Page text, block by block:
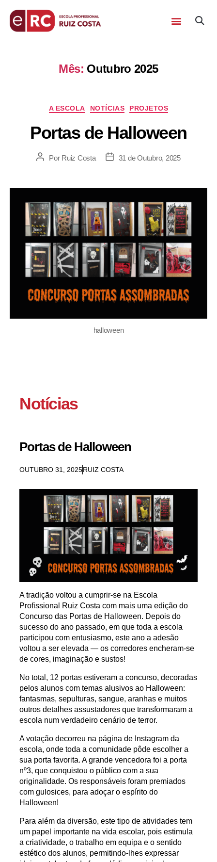
Mês: Outubro 2025
A ESCOLA NOTÍCIAS PROJETOS
Portas de Halloween
Por Ruiz Costa 31 de Outubro, 2025
halloween
Notícias
Portas de Halloween
OUTUBRO 31, 2025RUIZ COSTA
A tradição voltou a cumprir-se na Escola
Profissional Ruiz Costa com mais uma edição do
Concurso das Portas de Halloween. Depois do
sucesso do ano passado, em que toda a escola
participou com entusiasmo, este ano a adesão
voltou a ser elevada — os corredores encheram-se
de cores, imaginação e sustos!
No total, 12 portas estiveram a concurso, decoradas
pelos alunos com temas alusivos ao Halloween:
fantasmas, sepulturas, sangue, aranhas e muitos
outros detalhes assustadores que transformaram a
escola num verdadeiro cenário de terror.
A votação decorreu na página de Instagram da
escola, onde toda a comunidade pôde escolher a
sua porta favorita. A grande vencedora foi a porta
nº3, que conquistou o público com a sua
originalidade. Os responsáveis foram premiados
com gulosices, para adoçar o espírito do
Halloween!
Para além da diversão, este tipo de atividades tem
um papel importante na vida escolar, pois estimula
a criatividade, o trabalho em equipa e o sentido
estético dos alunos, permitindo-lhes expressar